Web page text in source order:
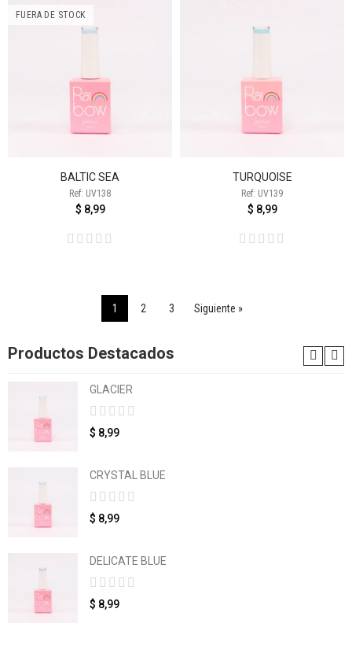
FUERA DE STOCK
BALTIC SEA
Ref: UV138
$ 8,99
TURQUOISE
Ref: UV139
$ 8,99
1 2 3 Siguiente »
Productos Destacados
GLACIER
$ 8,99
CRYSTAL BLUE
$ 8,99
DELICATE BLUE
$ 8,99